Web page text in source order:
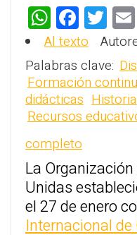
CONTENIDOS
EDUCACIÓN
W
h
at
s
A
p
p
F
a
ce
b
o
o
k
T
wi
tt
er
Palabras clave:
Formación
didácticas Historia
Recursos
Al texto
completo
La
Unidas
el 27 de enero
Internacional